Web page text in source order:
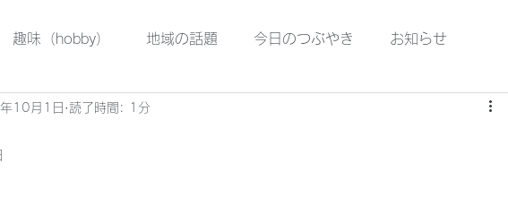
趣味（hobby） 地域の話題 今日のつぶやき お知らせ
10月1日 読了時間: 1分